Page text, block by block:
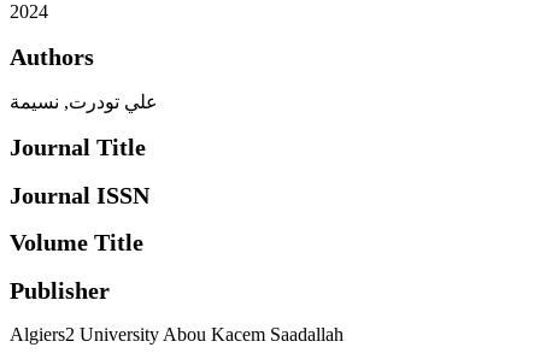
2024
Authors
علي تودرت, نسيمة
Journal Title
Journal ISSN
Volume Title
Publisher
Algiers2 University Abou Kacem Saadallah